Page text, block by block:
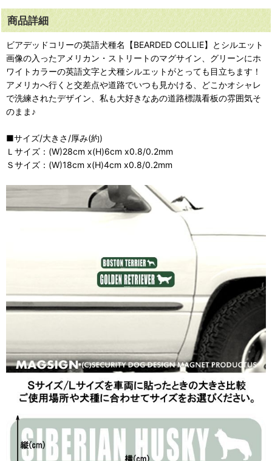
商品詳細
ビアデッドコリーの英語犬種名【BEARDED COLLIE】とシルエット
画像の入ったアメリカン・ストリートのマグサイン、グリーンにホ
ワイトカラーの英語文字と犬種シルエットがとっても目立ちます！
アメリカへ行くと交差点や道路でいつも見かける、どこかオシャレ
で洗練されたデザイン、私も大好きなあの道路標識看板の雰囲気そ
のまま♪
■サイズ/大きさ/厚み(約)
Ｌサイズ：(W)28cm x(H)6cm x0.8/0.2mm
Ｓサイズ：(W)18cm x(H)4cm x0.8/0.2mm